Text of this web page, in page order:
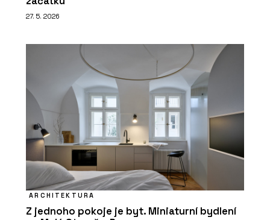
27. 5. 2026
ARCHITEKTURA
Z jednoho pokoje je byt. Miniaturní bydlení